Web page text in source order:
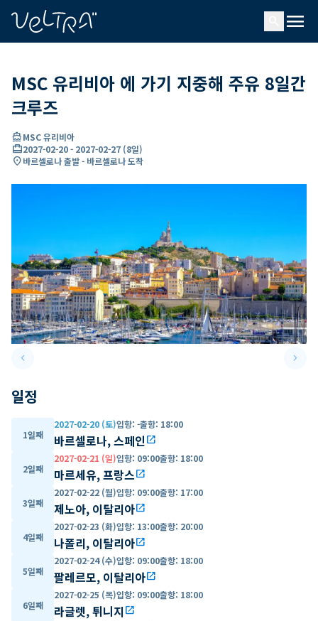
menu
MSC 유리비아 에 가기 지중해 주유 8일간
크루즈
directions_boatMSC 유리비아
card_travel2027-02-20- 2027-02-27 (8일)
location_on바르셀로나 출발 - 바르셀로나 도착
keyboard_arrow_leftPrevious slide keyboard_arrow_right
일정
1일째
2027-02-20 (토)입항: -출항: 18:00
바르셀로나, 스페인open_in_new
2일째
2027-02-21 (일)입항: 09:00출항: 18:00
마르세유, 프랑스open_in_new
3일째
2027-02-22 (월)입항: 09:00출항: 17:00
제노아, 이탈리아open_in_new
4일째
2027-02-23 (화)입항: 13:00출항: 20:00
나폴리, 이탈리아open_in_new
5일째
2027-02-24 (수)입항: 09:00출항: 18:00
팔레르모, 이탈리아open_in_new
6일째
2027-02-25 (목)입항: 09:00출항: 18:00
라글렛, 튀니지 open_in_new